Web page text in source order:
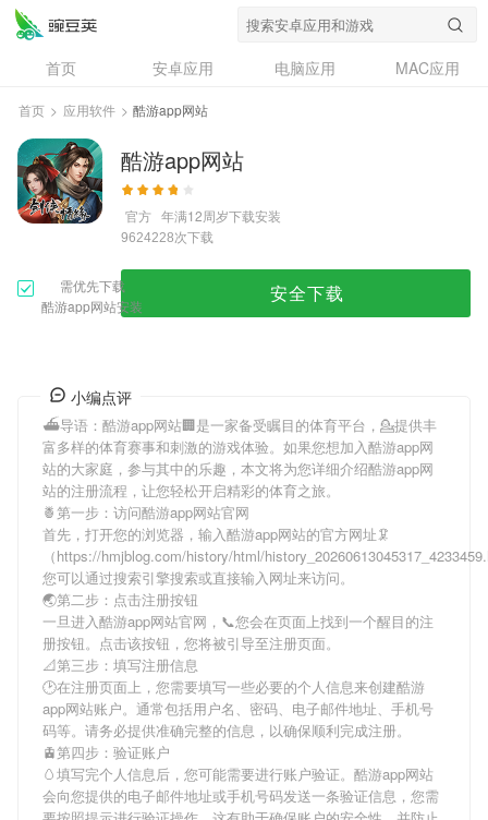
首页 安卓应用 电脑应用
MAC应用
资讯
专题
问答
首页 > 应用软件 > 酷游app网站
酷游app网站
官方 年满12周岁下载安装
9624228次下载
需优先下载
酷游app网站安装
安全下载
小编点评
⛴导语： 酷游app网站🏢是一家备受瞩目的体育平台，💁提供丰
富多样的体育赛事和刺激的游戏体验。如果您想加入酷游app网
站的大家庭，参与其中的乐趣，本文将为您详细介绍酷游app网
站的注册流程，让您轻松开启精彩的体育之旅。
🍍第一步：访问酷游app网站官网
首先，打开您的浏览器，输入酷游app网站的官方网址🦑
（https://hmjblog.com/history/html/
您可以通过搜索引擎搜索或直接输入网址来访问。
🌏第二步：点击注册按钮
一旦进入酷游app网站官网，📞您会在页面上找到一个醒目的注
册按钮。点击该按钮，您将被引导至注册页面。
📐第三步：填写注册信息
🕑在注册页面上，您需要填写一些必要的个人信息来创建酷游
app网站账户。通常包括用户名、密码、电子邮件地址、手机号
码等。请务必提供准确完整的信息，以确保顺利完成注册。
🚊第四步：验证账户
🥚填写完个人信息后，您可能需要进行账户验证。 酷游app网站
会向您提供的电子邮件地址或手机号码发送一条验证信息，您需